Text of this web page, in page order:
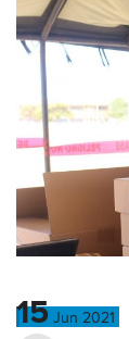
15 Jun 2021